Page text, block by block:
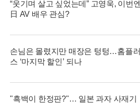
“웃기며 살고 싶었는데” 고영욱, 이번엔
日 AV 배우 관심?
손님은 몰렸지만 매장은 텅텅…홈플러
스 ‘마지막 할인’ 되나
"흑백이 한정판?"… 일본 과자 사재기